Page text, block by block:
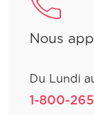
Nous
Du Lundi
1-800-